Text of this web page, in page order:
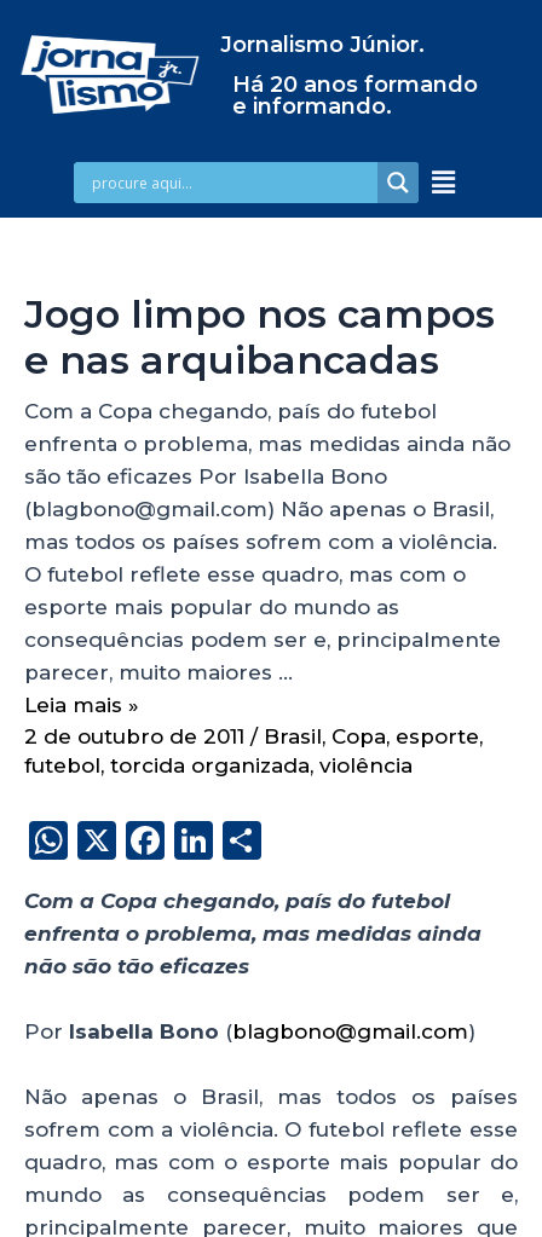
Jornalismo Júnior.
Há 20 anos formando
e informando.
Jogo limpo nos campos
e nas arquibancadas
Com a Copa chegando, país do futebol
enfrenta o problema, mas medidas ainda não
são tão eficazes Por Isabella Bono
(blagbono@gmail.com) Não apenas o Brasil,
mas todos os países sofrem com a violência.
O futebol reflete esse quadro, mas com o
esporte mais popular do mundo as
consequências podem ser e, principalmente
parecer, muito maiores …
Leia mais »
2 de outubro de 2011 / Brasil, Copa, esporte,
futebol, torcida organizada, violência
W
a
ts
p
X
F
c
e
o
k
Li
k
e
n
a
re
Com a Copa chegando, país do futebol
enfrenta o problema, mas medidas ainda
não são tão eficazes
Por Isabella Bono (blagbono@gmail.com)
Não apenas o Brasil, mas todos os países
sofrem com a violência. O futebol reflete esse
quadro, mas com o esporte mais popular do
mundo as consequências podem ser e,
principalmente parecer, muito maiores que